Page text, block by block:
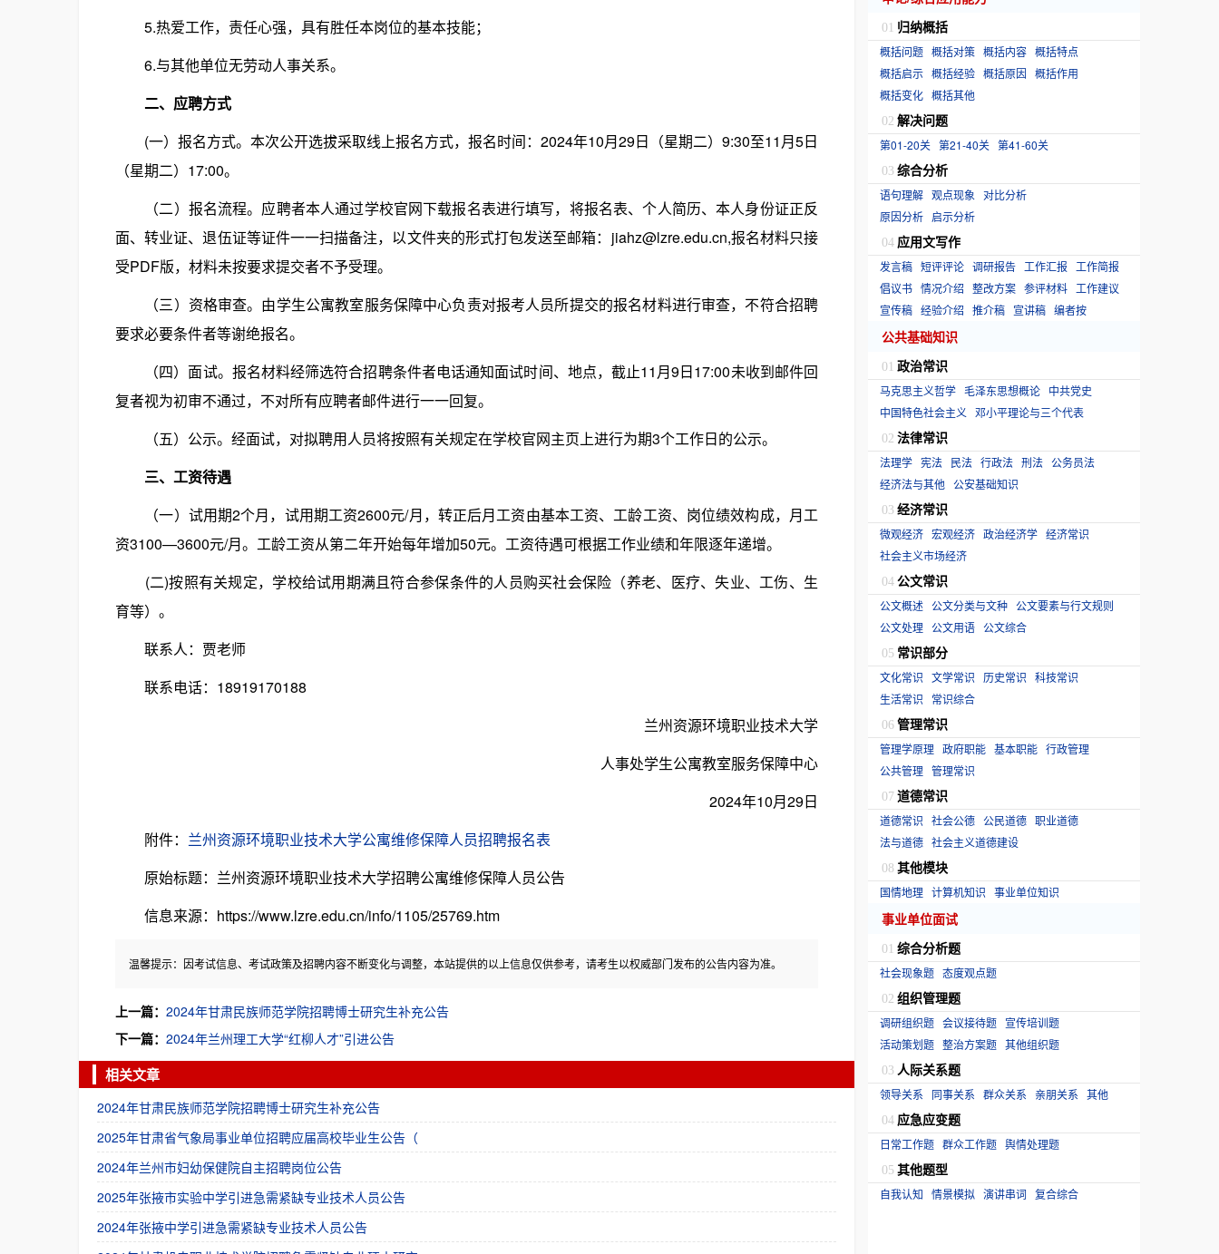
5.热爱工作，责任心强，具有胜任本岗位的基本技能；
6.与其他单位无劳动人事关系。
二、应聘方式
(一）报名方式。本次公开选拔采取线上报名方式，报名时间：2024年10月29日（星期二）9:30至11月5日
（星期二）17:00。
（二）报名流程。应聘者本人通过学校官网下载报名表进行填写，将报名表、个人简历、本人身份证正反
面、转业证、退伍证等证件一一扫描备注，以文件夹的形式打包发送至邮箱：jiahz@lzre.edu.cn,报名材料只接
受PDF版，材料未按要求提交者不予受理。
（三）资格审查。由学生公寓教室服务保障中心负责对报考人员所提交的报名材料进行审查，不符合招聘
要求必要条件者等谢绝报名。
（四）面试。报名材料经筛选符合招聘条件者电话通知面试时间、地点，截止11月9日17:00未收到邮件回
复者视为初审不通过，不对所有应聘者邮件进行一一回复。
（五）公示。经面试，对拟聘用人员将按照有关规定在学校官网主页上进行为期3个工作日的公示。
三、工资待遇
（一）试用期2个月，试用期工资2600元/月，转正后月工资由基本工资、工龄工资、岗位绩效构成，月工
资3100—3600元/月。工龄工资从第二年开始每年增加50元。工资待遇可根据工作业绩和年限逐年递增。
(二)按照有关规定，学校给试用期满且符合参保条件的人员购买社会保险（养老、医疗、失业、工伤、生
育等）。
联系人：贾老师
联系电话：18919170188
兰州资源环境职业技术大学
人事处学生公寓教室服务保障中心
2024年10月29日
附件： 兰州资源环境职业技术大学公寓维修保障人员招聘报名表
原始标题：兰州资源环境职业技术大学招聘公寓维修保障人员公告
信息来源：https://www.lzre.edu.cn/info/1105/25769.htm
温馨提示：因考试信息、考试政策及招聘内容不断变化与调整，本站提供的以上信息仅供参考，请考生以权威部门发布的公告内容为准。
上一篇： 2024年甘肃民族师范学院招聘博士研究生补充公告
下一篇： 2024年兰州理工大学“红柳人才”引进公告
相关文章
2024年甘肃民族师范学院招聘博士研究生补充公告
2025年甘肃省气象局事业单位招聘应届高校毕业生公告（
2024年兰州市妇幼保健院自主招聘岗位公告
2025年张掖市实验中学引进急需紧缺专业技术人员公告
2024年张掖中学引进急需紧缺专业技术人员公告
01 归纳概括
概括问题 概括对策 概括内容 概括特点
概括启示 概括经验 概括原因 概括作用
概括变化 概括其他
02 解决问题
第01-20关 第21-40关 第41-60关
03 综合分析
语句理解 观点现象 对比分析
原因分析 启示分析
04 应用文写作
发言稿 短评评论 调研报告 工作汇报
工作简报
倡议书 情况介绍 整改方案 参评材料 工作建议
宣传稿 经验介绍 推介稿 宣讲稿 编者按
公共基础知识
01 政治常识
马克思主义哲学 毛泽东思想概论 中共党史
中国特色社会主义 邓小平理论与三个代表
02 法律常识
法理学 宪法 民法 行政法 刑法 公务员法
经济法与其他 公安基础知识
03 经济常识
微观经济 宏观经济 政治经济学 经济常识
社会主义市场经济
04 公文常识
公文概述 公文分类与文种 公文要素与行文规则
公文处理 公文用语 公文综合
05 常识部分
文化常识 文学常识 历史常识 科技常识
生活常识
常识综合
06 管理常识
管理学原理 政府职能 基本职能 行政管理
公共管理 管理常识
07 道德常识
道德常识 社会公德 公民道德 职业道德
法与道德 社会主义道德建设
08 其他模块
国情地理 计算机知识 事业单位知识
事业单位面试
01 综合分析题
社会现象题 态度观点题
02 组织管理题
调研组织题 会议接待题 宣传培训题
活动策划题 整治方案题 其他组织题
03 人际关系题
领导关系 同事关系 群众关系 亲朋关系 其他
04 应急应变题
日常工作题 群众工作题 舆情处理题
05 其他题型
自我认知 情景模拟 演讲串词 复合综合